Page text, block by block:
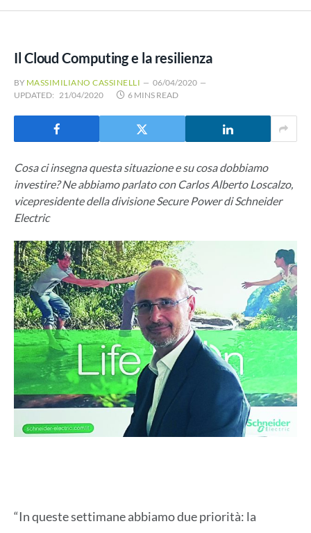
Il Cloud Computing e la resilienza
BY MASSIMILIANO CASSINELLI
06/04/2020
UPDATED: 21/04/2020 6 MINS READ
Cosa ci insegna questa situazione e su cosa dobbiamo
investire? Ne abbiamo parlato con Carlos Alberto Loscalzo,
vicepresidente della divisione Secure Power di Schneider
Electric
“In queste settimane abbiamo due priorità: la